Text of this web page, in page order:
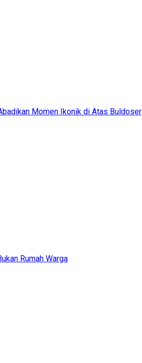
Momen Ikonik di Atas Buldoser
Rumah Warga